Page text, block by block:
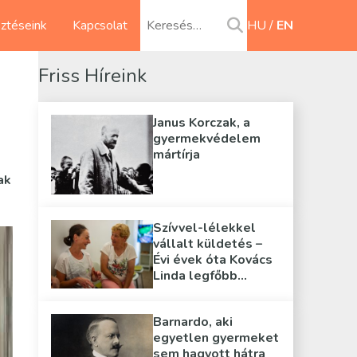
Kapcsolat HU EN
Friss Híreink
Janus Korczak, a
gyermekvédelem
mártírja
Szívvel-lélekkel
vállalt küldetés –
Évi évek óta Kovács
Linda legfőbb
Barnardo, aki
egyetlen gyermeket
sem hagyott hátra